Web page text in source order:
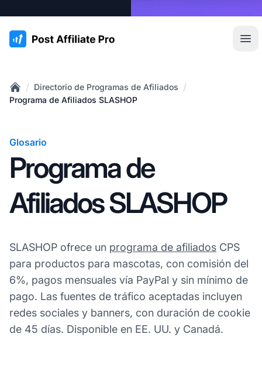
:site.title
Home
/ Directorio de Programas de Afiliados /
Programa de Afiliados SLASHOP
Glosario
Programa de
Afiliados SLASHOP
SLASHOP ofrece un programa de afiliados CPS
para productos para mascotas, con comisión del
6%, pagos mensuales vía PayPal y sin mínimo de
pago. Las fuentes de tráfico aceptadas incluyen
redes sociales y banners, con duración de cookie
de 45 días. Disponible en EE. UU. y Canadá.